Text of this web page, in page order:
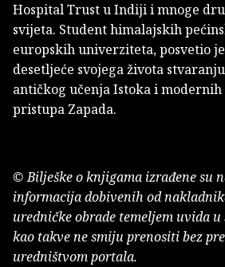
Hospital Trust u Indiji i mnoge
svijeta. Student himalajskih
europskih univerziteta, posvetio
desetljeće svojega života
antičkog učenja Istoka i
pristupa Zapada.
© Bilješke o knjigama izrađene su
informacija dobivenih od
uredničke obrade temeljem uvida
kao takve ne smiju prenositi bez
uredništvom portala.